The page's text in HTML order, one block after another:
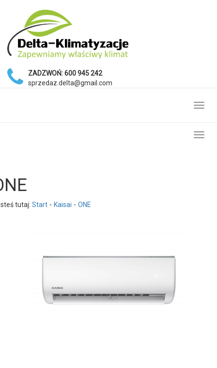
ZADZWOŃ:600 945 242
sprzedaz.delta@gmail.com
tutaj: Start Kaisai ONE